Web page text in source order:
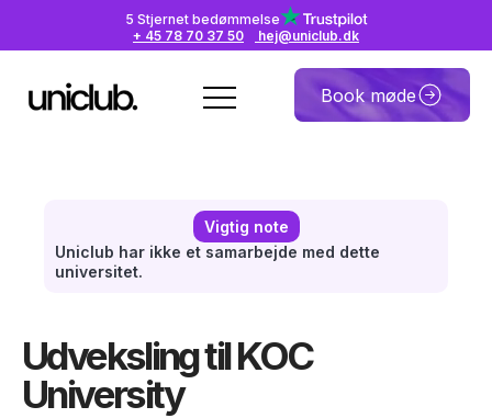
5 Stjernet bedømmelse
+ 45 78 70 37 50
hej@uniclub.dk
Book møde
Vigtig note
Uniclub har ikke et samarbejde med dette
universitet.
Udveksling til KOC
University